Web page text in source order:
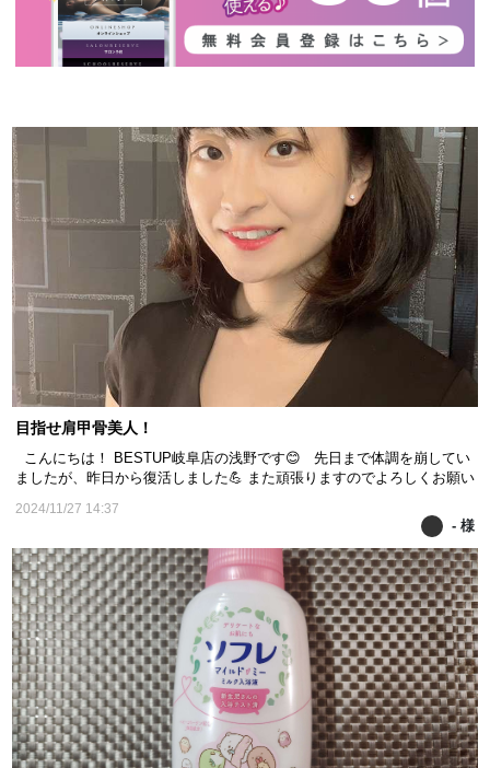
目指せ肩甲骨美人！
こんにちは！ BESTUP岐阜店の浅野です😊 先日まで体調を崩してい
ましたが、昨日から復活しました💪 また頑張りますのでよろしくお願い
最初ジムかと思った～😅 とお客様からお伺いすることがありますが し
2024/11/27 14:37
- 様